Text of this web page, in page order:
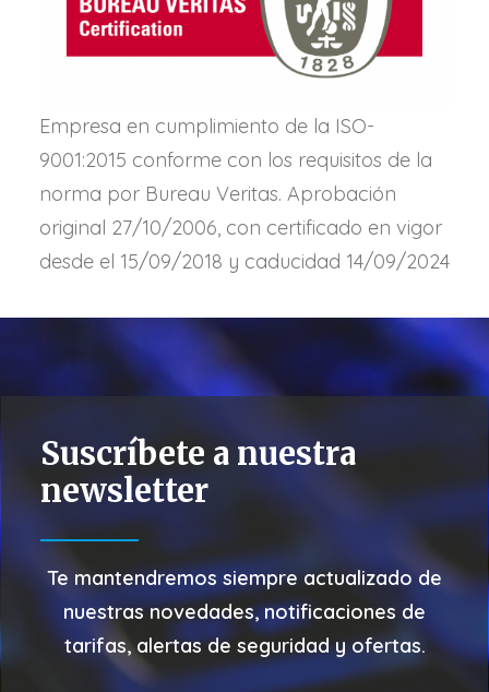
Empresa en cumplimiento de la ISO-
9001:2015 conforme con los requisitos de la
norma por Bureau Veritas. Aprobación
original 27/10/2006, con certificado en vigor
desde el 15/09/2018 y caducidad 14/09/2024
Suscríbete a nuestra
newsletter
Te mantendremos siempre actualizado de
nuestras novedades, notificaciones de
tarifas, alertas de seguridad y ofertas.